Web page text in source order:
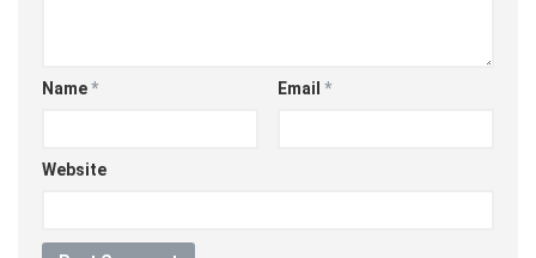
Name* Email *
Website